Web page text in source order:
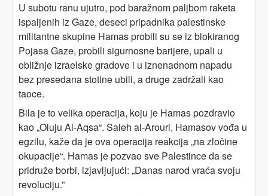
U subotu ranu ujutro, pod baražnom paljbom raketa
ispaljenih iz Gaze, deseci pripadnika palestinske
militantne skupine Hamas probili su se iz blokiranog
Pojasa Gaze, probili sigurnosne barijere, upali u
obližnje izraelske gradove i u iznenadnom napadu
bez presedana stotine ubili, a druge zadržali kao
taoce.
Bila je to velika operacija, koju je Hamas pozdravio
kao „Oluju Al-Aqsa“. Saleh al-Arouri, Hamasov vođa u
egzilu, kaže da je ova operacija reakcija „na zločine
okupacije“. Hamas je pozvao sve Palestince da se
pridruže borbi, izjavljujući: „Danas narod vraća svoju
revoluciju.”